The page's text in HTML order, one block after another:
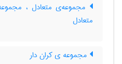
مجموعه‌ی متعادل ،
متعادل
مجموعه ی کران دار